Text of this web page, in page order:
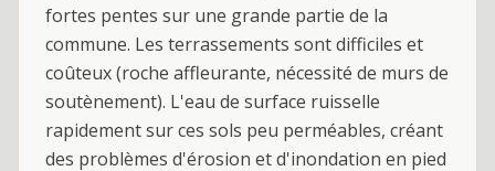
fortes pentes sur une grande partie de la
commune. Les terrassements sont difficiles et
coûteux (roche affleurante, nécessité de murs de
soutènement). L'eau de surface ruisselle
rapidement sur ces sols peu perméables, créant
des problèmes d'érosion et d'inondation en pied